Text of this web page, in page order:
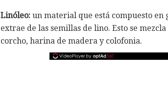
Linóleo: un material que está compuesto
extrae de las semillas de lino. Esto se
corcho, harina de madera y colofonia.